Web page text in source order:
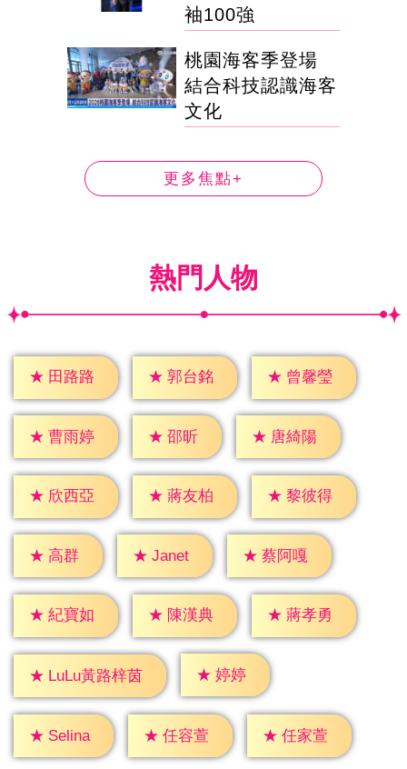
袖100強
桃園海客季登場
結合科技認識海客
文化
更多焦點+
熱門人物
★ 田路路 ★ 郭台銘 ★ 曾馨瑩
★ 曹雨婷 ★ 邵昕 ★ 唐綺陽
★ 欣西亞 ★ 蔣友柏 ★ 黎彼得
★ 高群 ★ Janet ★ 蔡阿嘎
★ 紀寶如 ★ 陳漢典 ★ 蔣孝勇
★ LuLu黃路梓茵 ★ 婷婷
★ Selina ★ 任容萱 ★ 任家萱